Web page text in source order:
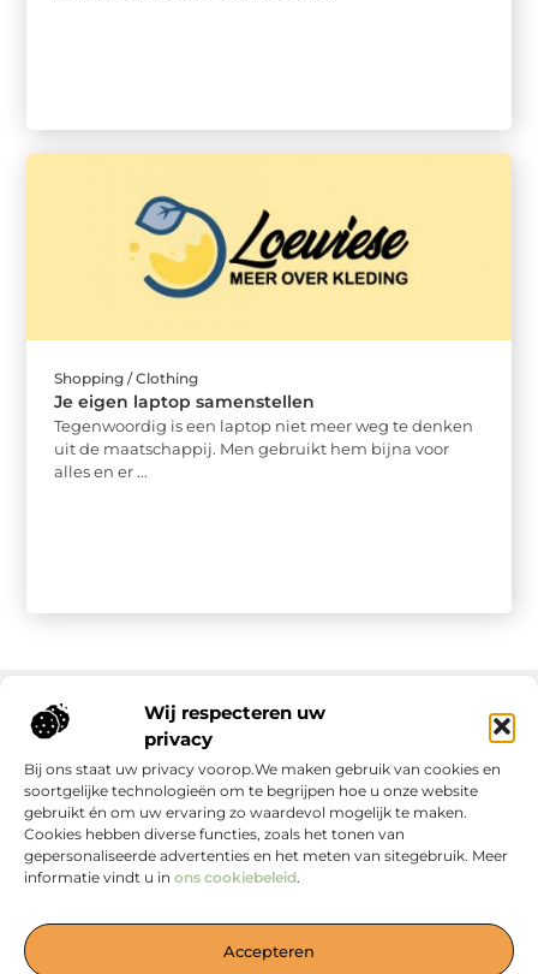
Wij respecteren uw
privacy
Bij ons staat uw privacy voorop.We maken gebruik van cookies en
soortgelijke technologieën om te begrijpen hoe u onze website
gebruikt én om uw ervaring zo waardevol mogelijk te maken.
Cookies hebben diverse functies, zoals het tonen van
gepersonaliseerde advertenties en het meten van sitegebruik. Meer
informatie vindt u in ons cookiebeleid.
Accepteren
Shopping / Clothing
Je eigen laptop samenstellen
Tegenwoordig is een laptop niet meer weg te denken
uit de maatschappij. Men gebruikt hem bijna voor
alles en er ...
— Duik in boeiende verhalen, handige tips en waardevolle
Onze informatie